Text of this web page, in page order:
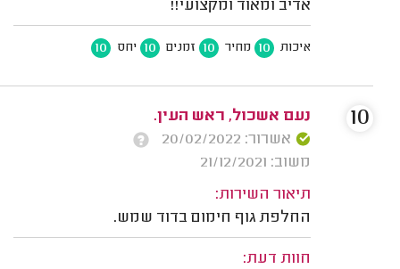
אדיב ומאוד ומקצועי!!
איכות 10 מחיר 10 זמנים 10 יחס 10
נעם אשכול, ראש העין.
אשרור: 20/02/2022
משוב: 21/12/2021
תיאור השירות:
החלפת גוף חימום בדוד שמש.
חוות דעת:
10